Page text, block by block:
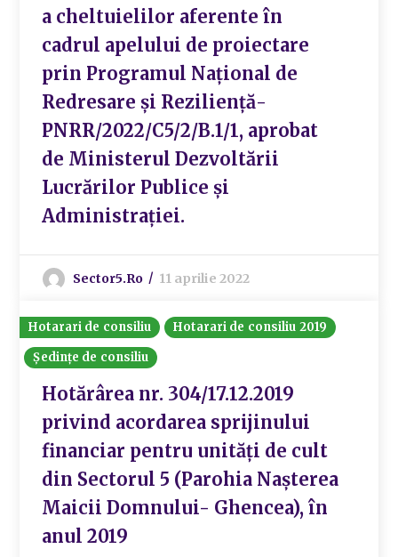
a cheltuielilor aferente în
cadrul apelului de proiectare
prin Programul Național de
Redresare și Reziliență-
PNRR/2022/C5/2/B.1/1, aprobat
de Ministerul Dezvoltării
Lucrărilor Publice și
Administrației.
Sector5.ro 11 aprilie 2022
Hotarari de consiliu
Hotarari de consiliu 2019
Ședințe de consiliu
Hotărârea nr. 304/17.12.2019
privind acordarea sprijinului
financiar pentru unități de cult
din Sectorul 5 (Parohia Nașterea
Maicii Domnului- Ghencea), în
anul 2019